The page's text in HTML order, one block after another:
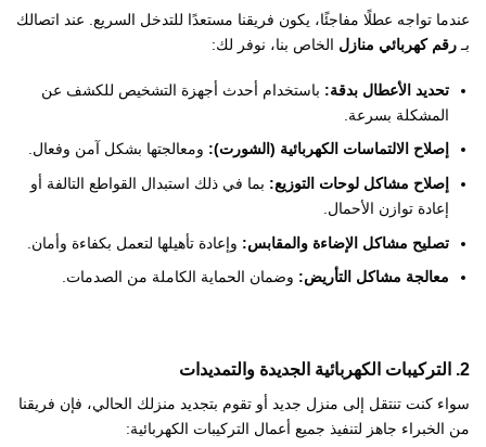
عندما تواجه عطلًا مفاجئًا، يكون فريقنا مستعدًا للتدخل السريع. عند اتصالك
بـ رقم كهربائي منازل الخاص بنا، نوفر لك:
تحديد الأعطال بدقة: باستخدام أحدث أجهزة التشخيص للكشف عن
المشكلة بسرعة.
إصلاح الالتماسات الكهربائية (الشورت): ومعالجتها بشكل آمن وفعال.
إصلاح مشاكل لوحات التوزيع: بما في ذلك استبدال القواطع التالفة أو
إعادة توازن الأحمال.
تصليح مشاكل الإضاءة والمقابس: وإعادة تأهيلها لتعمل بكفاءة وأمان.
معالجة مشاكل التأريض: وضمان الحماية الكاملة من الصدمات.
2. التركيبات الكهربائية الجديدة والتمديدات
سواء كنت تنتقل إلى منزل جديد أو تقوم بتجديد منزلك الحالي، فإن فريقنا
من الخبراء جاهز لتنفيذ جميع أعمال التركيبات الكهربائية: